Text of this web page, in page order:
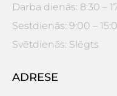
Darba dienās: 8:30 –
Sestdienās: 9:00 –
Svētdienās: Slēgts
ADRESE